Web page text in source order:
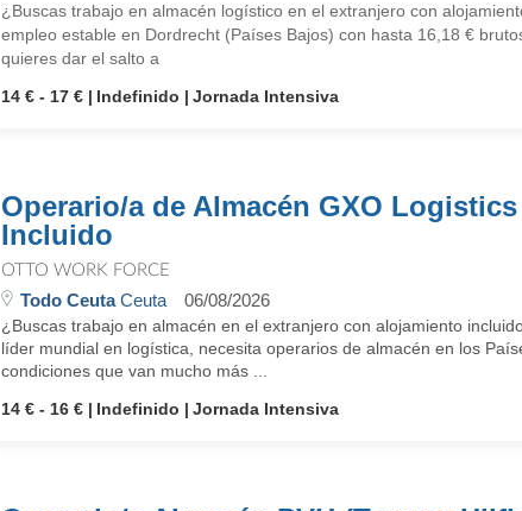
¿Buscas trabajo en almacén logístico en el extranjero con
empleo estable en Dordrecht (Países Bajos) con hasta 16,18 €
quieres dar el salto a
14 € - 17 €
Indefinido Jornada Intensiva
Operario/a de Almacén GXO
Incluido
OTTO WORK FORCE
Todo CeutaCeuta 06/08/2026
¿Buscas trabajo en almacén en el extranjero con alojamiento
líder mundial en logística, necesita operarios de almacén en los
condiciones que van mucho más ...
14 € - 16 €
Indefinido Jornada Intensiva